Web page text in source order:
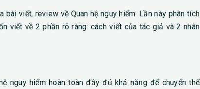
bài viết, review về Quan hệ nguy hiểm. Lần này phân tích
viết về 2 phần rõ ràng: cách viết của tác giả và 2 nhân
nguy hiểm hoàn toàn đầy đủ khả năng để chuyển thể